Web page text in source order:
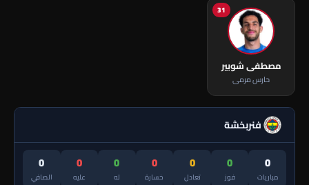
31
مصطفى شوبير
حارس مرمى
فنربخشة
0
مباريات
0
فوز
0
تعادل
0
خسارة
0
له
0
عليه
0
الصافي